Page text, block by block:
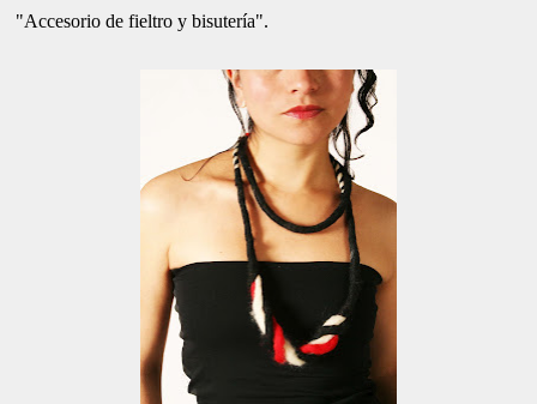
"Accesorio de fieltro y bisutería".